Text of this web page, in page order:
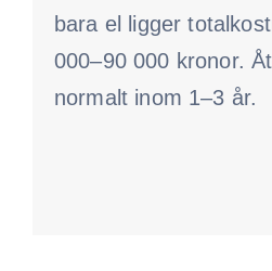
bara el ligger
000–90 000 kronor.
normalt inom 1–3 år.